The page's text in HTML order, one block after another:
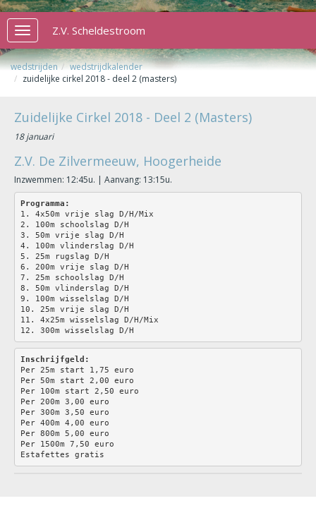
Toggle
navigation
Z.V. Scheldestroom
wedstrijden
wedstrijdkalender
zuidelijke cirkel 2018 - deel 2 (masters)
Zuidelijke Cirkel 2018 - Deel 2 (Masters)
18 januari
Z.V. De Zilvermeeuw, Hoogerheide
Inzwemmen: 12:45u. | Aanvang: 13:15u.
Programma:
1. 4x50m vrije slag D/H/Mix
2. 100m schoolslag D/H
3. 50m vrije slag D/H
4. 100m vlinderslag D/H
5. 25m rugslag D/H
6. 200m vrije slag D/H
7. 25m schoolslag D/H
8. 50m vlinderslag D/H
9. 100m wisselslag D/H
10. 25m vrije slag D/H
11. 4x25m wisselslag D/H/Mix
12. 300m wisselslag D/H
Inschrijfgeld:
Per 25m start 1,75 euro
Per 50m start 2,00 euro
Per 100m start 2,50 euro
Per 200m 3,00 euro
Per 300m 3,50 euro
Per 400m 4,00 euro
Per 800m 5,00 euro
Per 1500m 7,50 euro
Estafettes gratis